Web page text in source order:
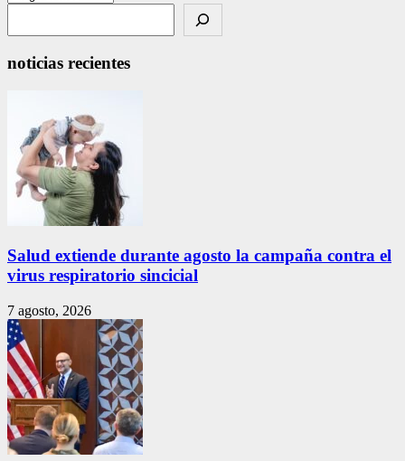
noticias recientes
Salud extiende durante agosto la campaña contra el
virus respiratorio sincicial
7 agosto, 2026